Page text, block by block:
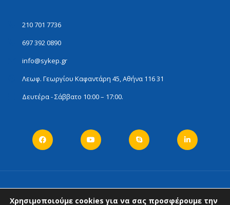
210 701 7736
697 392 0890
info@sykep.gr
Λεωφ. Γεωργίου Καφαντάρη 45, Αθήνα 116 31
Δευτέρα - Σάββατο 10:00 – 17:00.
Χρησιμοποιούμε cookies για να σας προσφέρουμε την